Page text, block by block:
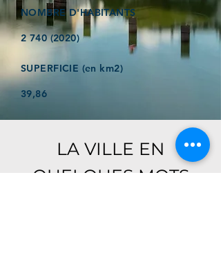
NOMBRE D'HABITANTS
2 740 (2020)
SUPERFICIE (en km2)
39,86
LA VILLE EN
QUELQUES MOTS